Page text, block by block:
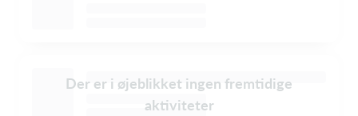
Der er i øjeblikket ingen fremtidige
aktiviteter